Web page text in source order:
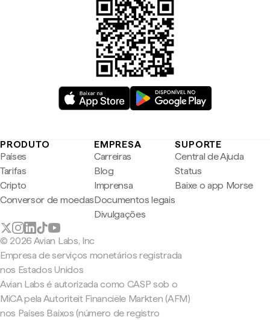
PRODUTO
Países
Tarifas
Cripto
Conversor de moedas
EMPRESA
Carreiras
Blog
Imprensa
Documentos legais
Divulgações
SUPORTE
Central de Ajuda
Status
Baixe o app Morse
© 2026 Avian Labs, Inc
Empresa de serviços monetários registrada
nos Estados Unidos
Avian Labs é autorizada como CASP sob o
MiCA pela Autoriteit Financiële Markten (AFM)
nos Países Baixos (número de registro